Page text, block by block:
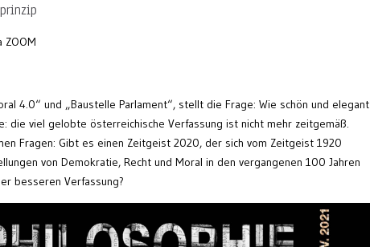
ZOOM
4.0“ und „Baustelle Parlament“, stellt die Frage: Wie schön und elegant
die viel gelobte österreichische Verfassung ist nicht mehr zeitgemäß.
Fragen: Gibt es einen Zeitgeist 2020, der sich vom Zeitgeist 1920
von Demokratie, Recht und Moral in den vergangenen 100 Jahren
besseren Verfassung?